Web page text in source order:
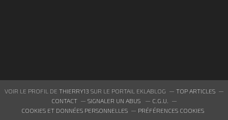
VOIR LE PROFIL DE THIERRY13 SUR LE PORTAIL EKLABLOG
TOP ARTICLES
CONTACT
SIGNALER UN ABUS
C.G.U.
COOKIES ET DONNÉES PERSONNELLES
PRÉFÉRENCES COOKIES